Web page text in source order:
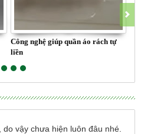
Công nghệ giúp quần áo rách tự
liền
vậy chưa hiện luôn đâu nhé.